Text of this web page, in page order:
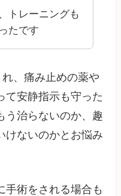
トレーニングも
たです
、痛み止めの薬や
て安静指示も守った
う治らないのか、趣
けないのかとお悩み
手術をされる場合も